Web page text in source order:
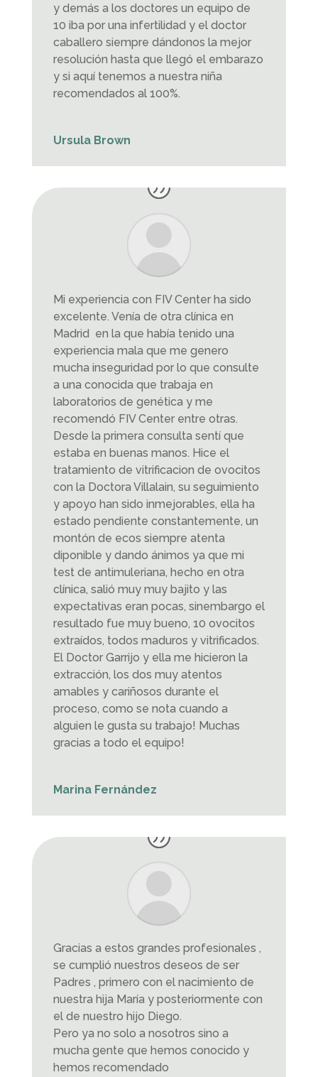
y demás a los doctores un equipo de
10 iba por una infertilidad y el doctor
caballero siempre dándonos la mejor
resolución hasta que llegó el embarazo
y si aquí tenemos a nuestra niña
recomendados al 100%.
Ursula Brown
Mi experiencia con FIV Center ha sido
excelente. Venía de otra clínica en
Madrid en la que había tenido una
experiencia mala que me genero
mucha inseguridad por lo que consulte
a una conocida que trabaja en
laboratorios de genética y me
recomendó FIV Center entre otras.
Desde la primera consulta sentí que
estaba en buenas manos. Hice el
tratamiento de vitrificacion de ovocitos
con la Doctora Villalain, su seguimiento
y apoyo han sido inmejorables, ella ha
estado pendiente constantemente, un
montón de ecos siempre atenta
diponible y dando ánimos ya que mi
test de antimuleriana, hecho en otra
clínica, salió muy muy bajito y las
expectativas eran pocas, sinembargo el
resultado fue muy bueno, 10 ovocitos
extraídos, todos maduros y vitrificados.
El Doctor Garrijo y ella me hicieron la
extracción, los dos muy atentos
amables y cariñosos durante el
proceso, como se nota cuando a
alguien le gusta su trabajo! Muchas
gracias a todo el equipo!
Marina Fernández
Gracias a estos grandes profesionales ,
se cumplió nuestros deseos de ser
Padres , primero con el nacimiento de
nuestra hija María y posteriormente con
el de nuestro hijo Diego.
Pero ya no solo a nosotros sino a
mucha gente que hemos conocido y
hemos recomendado